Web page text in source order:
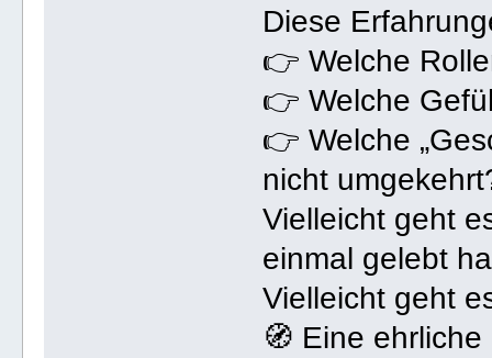
Diese
👉 Welche
👉 Welche
👉 Welche
nicht
Vielleicht geht
einmal gelebt
Vielleicht geht
🧭 Eine